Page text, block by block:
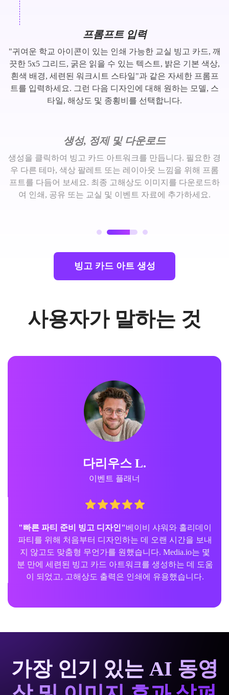
프롬프트 입력
"귀여운 학교 아이콘이 있는 인쇄 가능한 교실 빙고 카드, 깨
끗한 5x5 그리드, 굵은 읽을 수 있는 텍스트, 밝은 기본 색상,
흰색 배경, 세련된 워크시트 스타일"과 같은 자세한 프롬프
트를 입력하세요. 그런 다음 디자인에 대해 원하는 모델, 스
타일, 해상도 및 종횡비를 선택합니다.
생성, 정제 및 다운로드
생성을 클릭하여 빙고 카드 아트워크를 만듭니다. 필요한 경
우 다른 테마, 색상 팔레트 또는 레이아웃 느낌을 위해 프롬
프트를 다듬어 보세요. 최종 고해상도 이미지를 다운로드하
여 인쇄, 공유 또는 교실 및 이벤트 자료에 추가하세요.
빙고 카드 아트 생성
사용자가 말하는 것
다리우스 L.
이벤트 플래너
"빠른 파티 준비 빙고 디자인"베이비 샤워와 홀리데이
파티를 위해 처음부터 디자인하는 데 오랜 시간을 보내
지 않고도 맞춤형 무언가를 원했습니다. Media.io는 몇
분 만에 세련된 빙고 카드 아트워크를 생성하는 데 도움
이 되었고, 고해상도 출력은 인쇄에 유용했습니다.
가장 인기 있는 AI 동영